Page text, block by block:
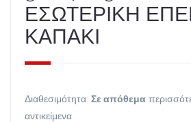
ΕΣΩΤΕΡΙΚΗ
ΚΑΠΑΚΙ
Διαθεσιμότητα: Σε απόθεμα
αντικείμενα